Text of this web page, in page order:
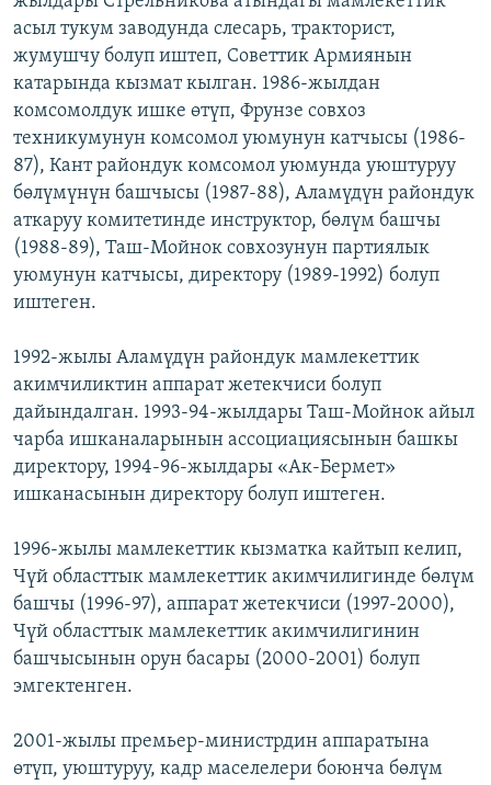
асыл тукум заводунда слесарь, тракторист,
жумушчу болуп иштеп, Советтик Армиянын
катарында кызмат кылган. 1986-жылдан
комсомолдук ишке өтүп, Фрунзе совхоз
техникумунун комсомол уюмунун катчысы (1986-
87), Кант райондук комсомол уюмунда уюштуруу
бөлүмүнүн башчысы (1987-88), Аламүдүн райондук
аткаруу комитетинде инструктор, бөлүм башчы
(1988-89), Таш-Мойнок совхозунун партиялык
уюмунун катчысы, директору (1989-1992) болуп
иштеген.
1992-жылы Аламүдүн райондук мамлекеттик
акимчиликтин аппарат жетекчиси болуп
дайындалган. 1993-94-жылдары Таш-Мойнок айыл
чарба ишканаларынын ассоциациясынын башкы
директору, 1994-96-жылдары «Ак-Бермет»
ишканасынын директору болуп иштеген.
1996-жылы мамлекеттик кызматка кайтып келип,
Чүй областтык мамлекеттик акимчилигинде бөлүм
башчы (1996-97), аппарат жетекчиси (1997-2000),
Чүй областтык мамлекеттик акимчилигинин
башчысынын орун басары (2000-2001) болуп
эмгектенген.
2001-жылы премьер-министрдин аппаратына
өтүп, уюштуруу, кадр маселелери боюнча бөлүм